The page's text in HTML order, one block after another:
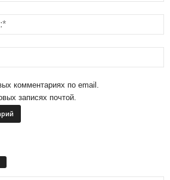
комментариях по email.
записях почтой.